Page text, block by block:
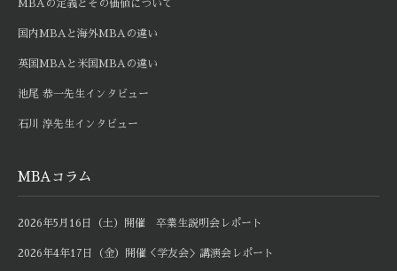
MBAの定義とその価値について
国内MBAと海外MBAの違い
英国MBAと米国MBAの違い
池尾 恭一先生インタビュー
石川 淳先生インタビュー
MBAコラム
2026年5月16日（土）開催 卒業生説明会レポート
2026年4年17日（金）開催＜学友会＞講演会レポート